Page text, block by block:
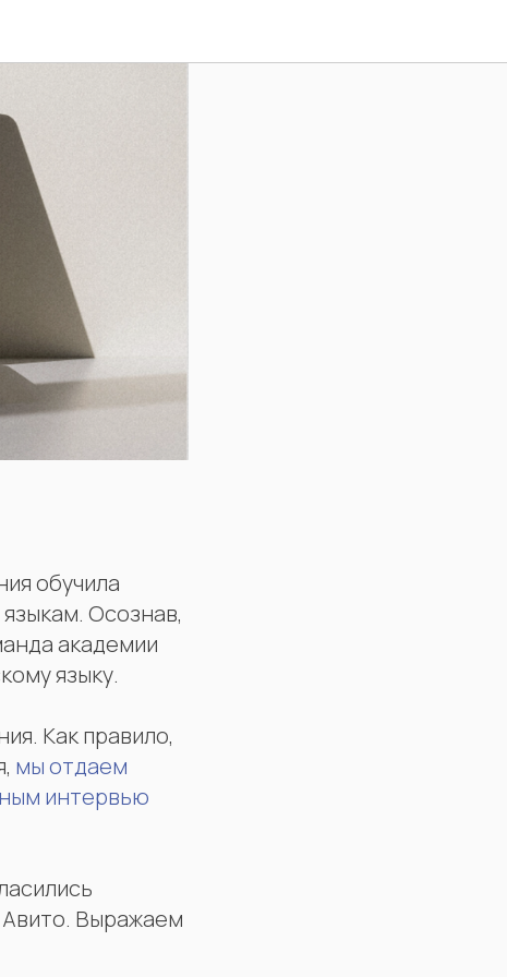
обучила
Осознав,
академии
языку.
Как правило,
мы отдаем
интервью
Авито. Выражаем